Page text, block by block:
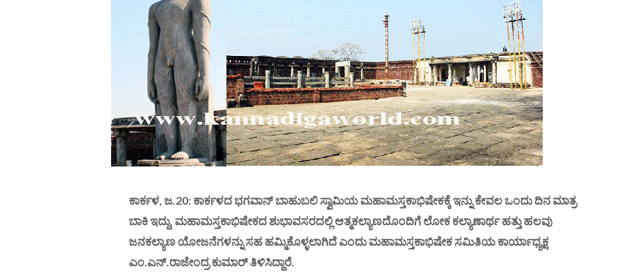
ಕಾರ್ಕಳ, ಜ.20: ಕಾರ್ಕಳದ ಭಗವಾನ್ ಬಾಹುಬಲಿ ಸ್ವಾಮಿಯ ಮಹಾಮಸ್ತಕಾಭಿಷೇಕಕ್ಕೆ ಇನ್ನು ಕೇವಲ ಒಂದು ದಿನ ಮಾತ್ರ
ಬಾಕಿ ಇದ್ದು, ಮಹಾಮಸ್ತಕಾಭಿಷೇಕದ ಶುಭಾವಸರದಲ್ಲಿ ಆತ್ಮಕಲ್ಯಾಣದೊಂದಿಗೆ ಲೋಕ ಕಲ್ಯಾಣಾರ್ಥ ಹತ್ತು ಹಲವು
ಜನಕಲ್ಯಾಣ ಯೋಜನೆಗಳನ್ನು ಸಹ ಹಮ್ಮಿಕೊಳ್ಳಲಾಗಿದೆ ಎಂದು ಮಹಾಮಸ್ತಕಾಭಿಷೇಕ ಸಮಿತಿಯ ಕಾರ್ಯಾಧ್ಯಕ್ಷ
ಎಂ.ಎನ್.ರಾಜೇಂದ್ರ ಕುಮಾರ್ ತಿಳಿಸಿದ್ದಾರೆ.